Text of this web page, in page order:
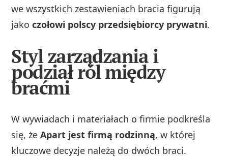
we wszystkich zestawieniach bracia figurują
jakoczołowi polscy przedsiębiorcy prywatni.
Styl zarządzania i
podział ról między
braćmi
W wywiadach i materiałach o firmie podkreśla
się, żeApart jest firmą rodzinną, w której
kluczowe decyzje należą do dwóch braci.